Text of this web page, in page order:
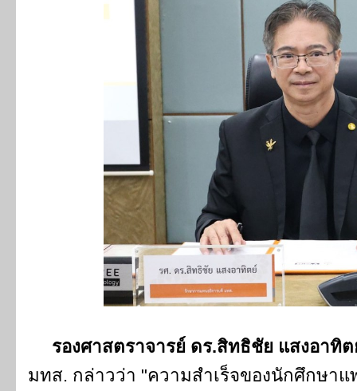
รองศาสตราจารย์ ดร.สิทธิชัย แสงอาทิ
มทส. กล่าวว่า "ความสำเร็จของนักศึกษา